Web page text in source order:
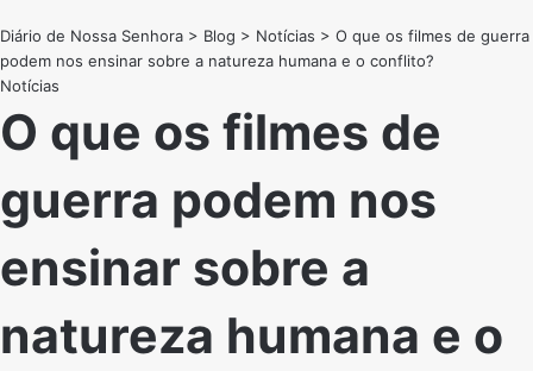
Diário de Nossa Senhora > Blog > Notícias > O que os filmes de guerra
podem nos ensinar sobre a natureza humana e o conflito?
Notícias
O que os filmes de
guerra podem nos
ensinar sobre a
natureza humana e o